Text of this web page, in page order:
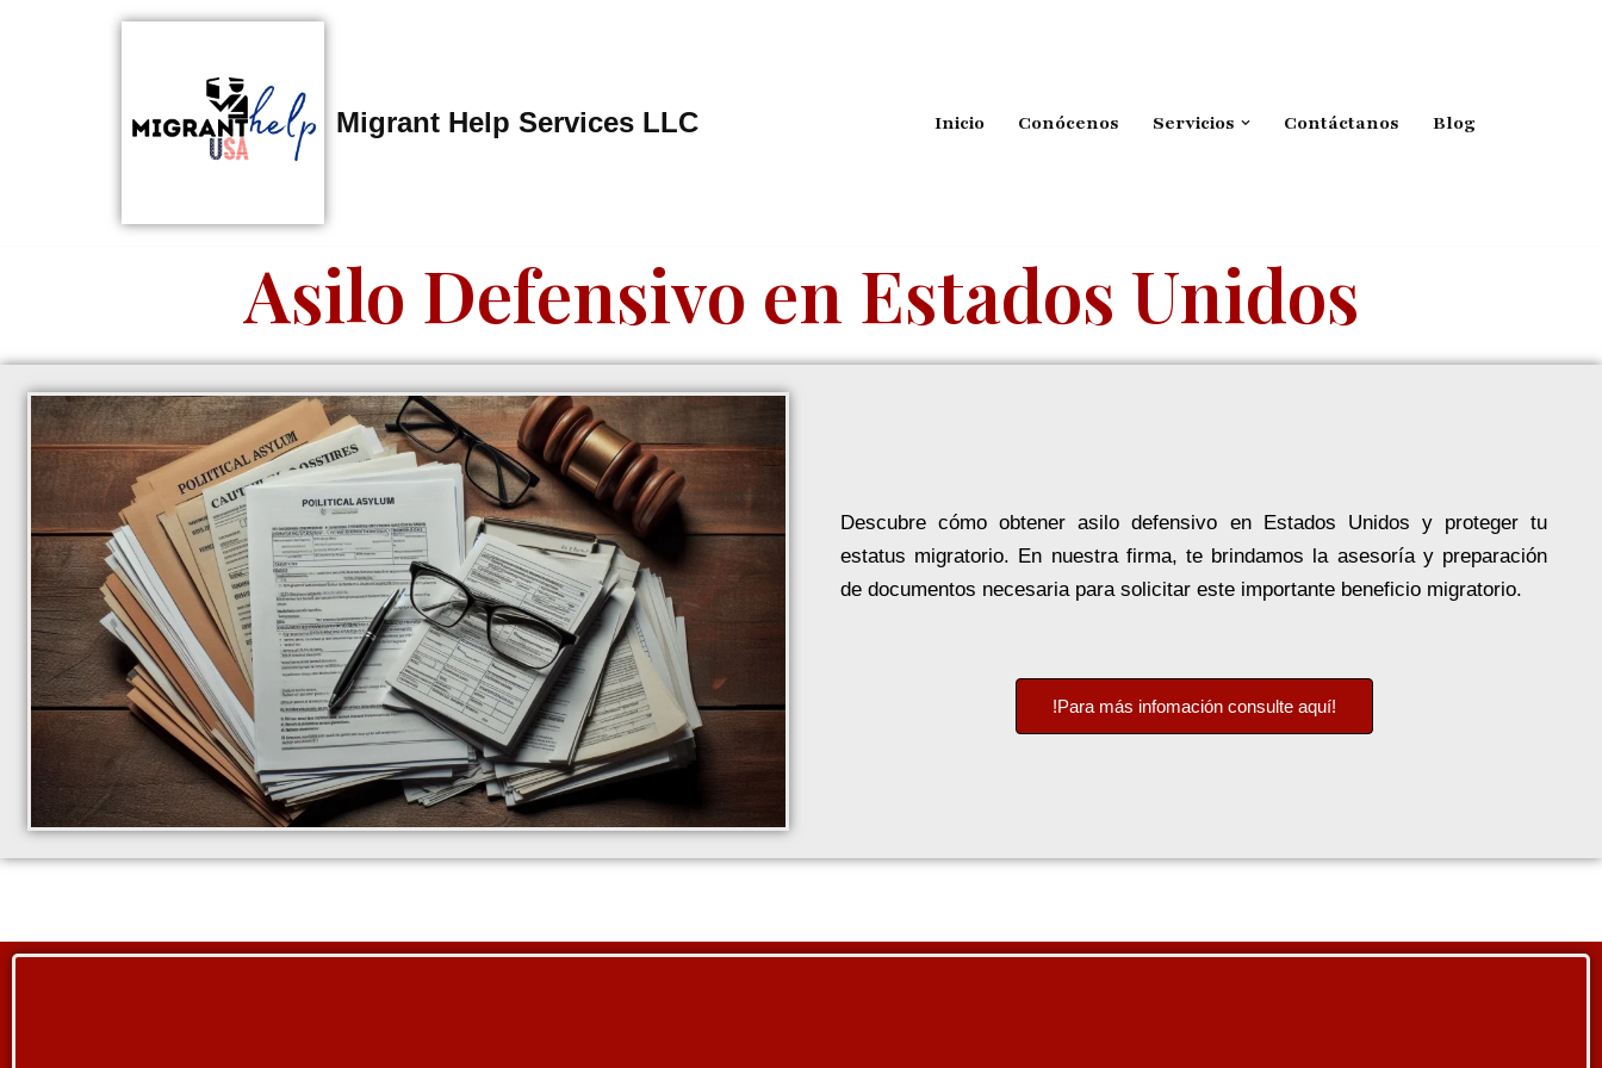
Migrant Help Services LLC Inicio Conócenos Servicios Contáctanos Blog
Asilo Defensivo en Estados Unidos
Descubre cómo obtener asilo defensivo en Estados Unidos y proteger tu
estatus migratorio. En nuestra firma, te brindamos la asesoría y preparación
de documentos necesaria para solicitar este importante beneficio migratorio.
!Para más infomación consulte aquí!